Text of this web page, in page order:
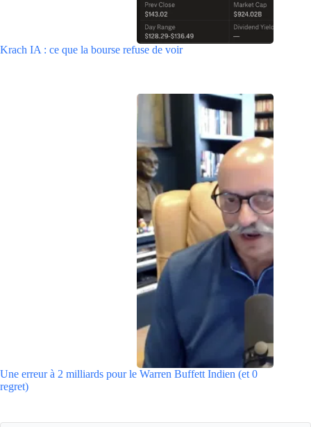
Krach IA : ce que la bourse refuse de voir
Une erreur à 2 milliards pour le Warren Buffett Indien (et 0
regret)